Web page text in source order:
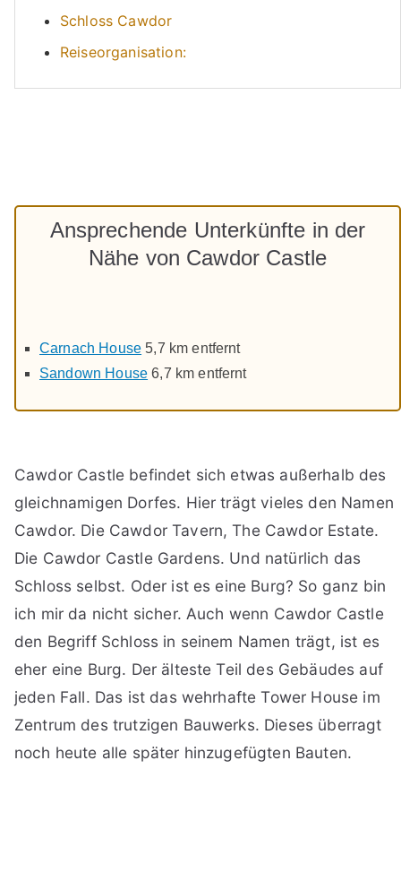
Schloss Cawdor
Reiseorganisation:
Ansprechende Unterkünfte in der
Nähe von Cawdor Castle
Carnach House 5,7 km entfernt
Sandown House 6,7 km entfernt
Cawdor Castle befindet sich etwas außerhalb des
gleichnamigen Dorfes. Hier trägt vieles den Namen
Cawdor. Die Cawdor Tavern, The Cawdor Estate.
Die Cawdor Castle Gardens. Und natürlich das
Schloss selbst. Oder ist es eine Burg? So ganz bin
ich mir da nicht sicher. Auch wenn Cawdor Castle
den Begriff Schloss in seinem Namen trägt, ist es
eher eine Burg. Der älteste Teil des Gebäudes auf
jeden Fall. Das ist das wehrhafte Tower House im
Zentrum des trutzigen Bauwerks. Dieses überragt
noch heute alle später hinzugefügten Bauten.